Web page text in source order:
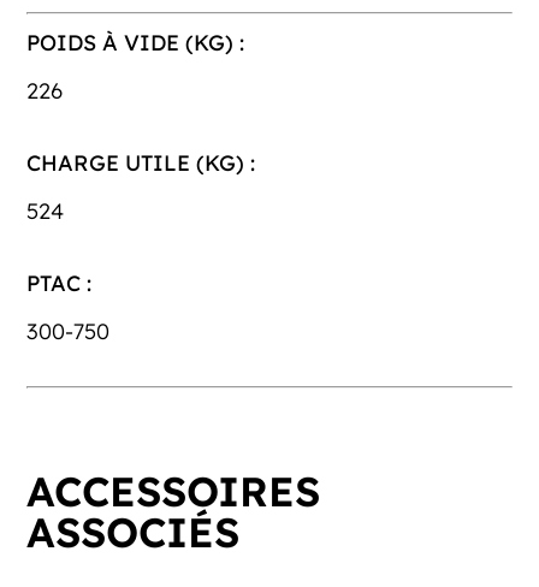
POIDS À VIDE (KG) :
226
CHARGE UTILE (KG) :
524
PTAC :
300-750
ACCESSOIRES
ASSOCIÉS